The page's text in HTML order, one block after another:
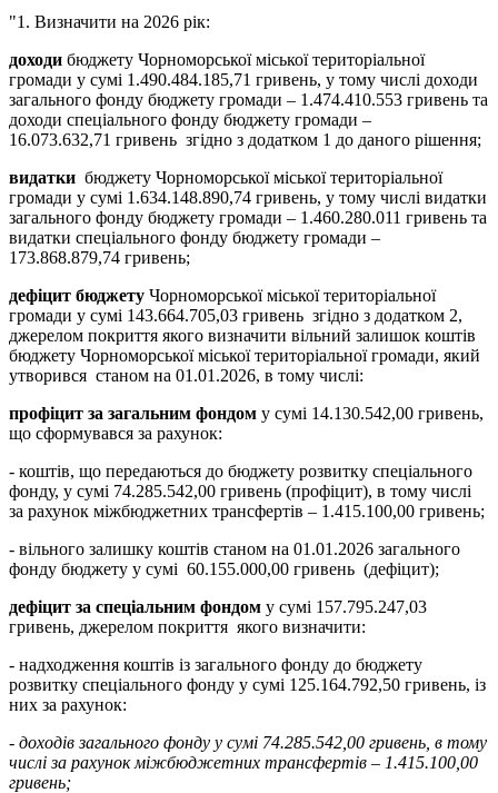
"1. Визначити на 2026 рік:
доходи бюджету Чорноморської міської територіальної
громади у сумі 1.490.484.185,71 гривень, у тому числі доходи
загального фонду бюджету громади – 1.474.410.553 гривень та
доходи спеціального фонду бюджету громади –
16.073.632,71 гривень згідно з додатком 1 до даного рішення;
видатки бюджету Чорноморської міської територіальної
громади у сумі 1.634.148.890,74 гривень, у тому числі видатки
загального фонду бюджету громади – 1.460.280.011 гривень та
видатки спеціального фонду бюджету громади –
173.868.879,74 гривень;
дефіцит бюджету Чорноморської міської територіальної
громади у сумі 143.664.705,03 гривень згідно з додатком 2,
джерелом покриття якого визначити вільний залишок коштів
бюджету Чорноморської міської територіальної громади, який
утворився станом на 01.01.2026, в тому числі:
профіцит за загальним фондом у сумі 14.130.542,00 гривень,
що сформувався за рахунок:
- коштів, що передаються до бюджету розвитку спеціального
фонду, у сумі 74.285.542,00 гривень (профіцит), в тому числі
за рахунок міжбюджетних трансфертів – 1.415.100,00 гривень;
- вільного залишку коштів станом на 01.01.2026 загального
фонду бюджету у сумі 60.155.000,00 гривень (дефіцит);
дефіцит за спеціальним фондом у сумі 157.795.247,03
гривень, джерелом покриття якого визначити:
- надходження коштів із загального фонду до бюджету
розвитку спеціального фонду у сумі 125.164.792,50 гривень, із
них за рахунок:
- доходів загального фонду у сумі 74.285.542,00 гривень, в тому
числі за рахунок міжбюджетних трансфертів – 1.415.100,00
гривень;